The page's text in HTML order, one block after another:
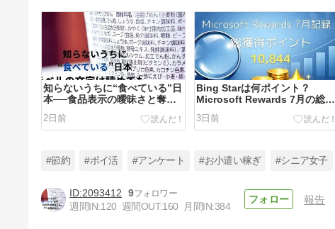
知らないうちに“食べている”日
本──食品表示の曖昧さと奪わ
2日前
Bing Starは何ポイント？
Microsoft Rewards 7月の総獲
3日前
#節約 #ポイ活 #アンケート #お小遣い稼ぎ #シニア女子
2093412
9
週間IN:120 週間OUT:160 月間IN:384
報告